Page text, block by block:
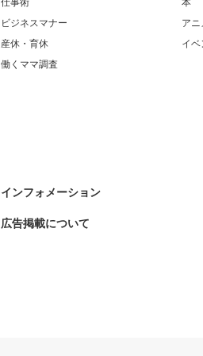
仕事術
ビジネスマナー
産休・育休
働くママ調査
本
アニ
イベ
インフォメーション
広告掲載について